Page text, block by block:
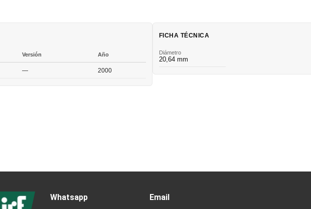
Versión Año
— 2000
FICHA TÉCNICA
Diámetro
20,64 mm
Whatsapp Email